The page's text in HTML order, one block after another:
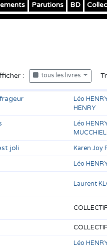
Parutions BD
: tous les livres
Léo
HENRY
Léo
joli Karen Joy
Léo
Laurent
COLLECTIF
COLLECTIF
Léo